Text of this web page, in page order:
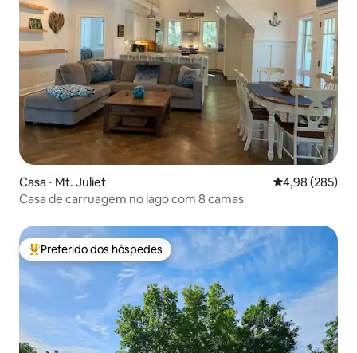
Casa ⋅ Mt. Juliet 4,98 de uma
4,98 (285)
Casa de carruagem no lago com 8 camas
Entre os melhores preferidos dos hóspedes
Preferido dos hóspedes